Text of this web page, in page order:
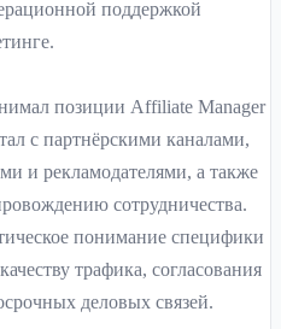
поддержкой
позиции Affiliate Manager
с партнёрскими каналами,
и рекламодателями, а также
сотрудничества.
понимание специфики
трафика, согласования
деловых связей.